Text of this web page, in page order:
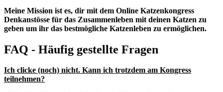
Meine Mission ist es, dir mit dem Online Katzenkongress
Denkanstösse für das Zusammenleben mit deinen Katzen zu
geben um ihr das bestmögliche Katzenleben zu ermöglichen.
FAQ - Häufig gestellte Fragen
Ich clicke (noch) nicht. Kann ich trotzdem am Kongress
teilnehmen?